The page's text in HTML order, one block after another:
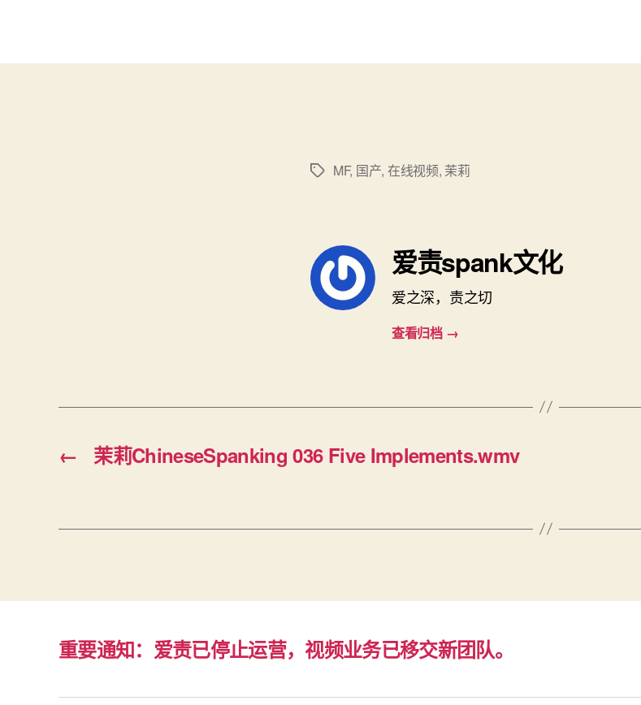
标
MF, 国产, 在线视频, 茉莉
爱责spank文化
爱之深，责之切
查看归档 →
← 茉莉ChineseSpanking 036 Five Implements.wmv
重要通知：爱责已停止运营，视频业务已移交新团队。